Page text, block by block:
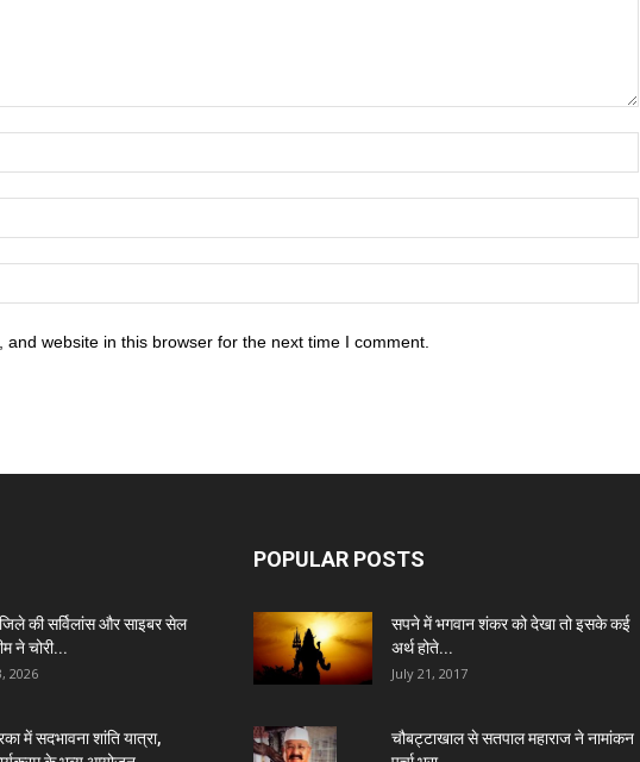
and website in this browser for the next time I comment.
की सर्विलांस और साइबर सेल
ने चोरी...
2026
में सदभावना शांति यात्रा,
POPULAR POSTS
सपने में भगवान शंकर को देखा तो इसके कई
अर्थ होते...
July 21, 2017
चौबट्टाखाल से सतपाल महाराज ने नामांकन